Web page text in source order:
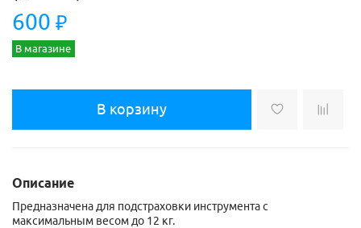
600 ₽
В магазине
В корзину
Описание
Предназначена для подстраховки инструмента с
максимальным весом до 12 кг.